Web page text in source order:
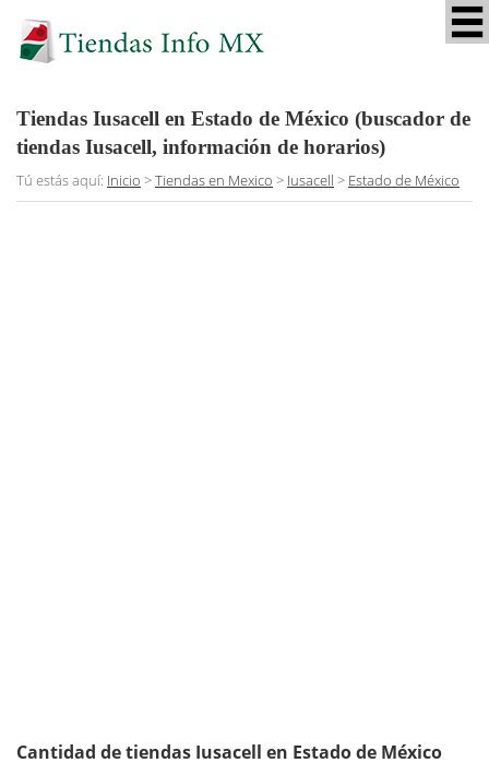
Tiendas Iusacell en Estado de México (buscador de
tiendas Iusacell, información de horarios)
Tú estás aquí: Inicio >Tiendas en Mexico > Iusacell > Estado de México
Cantidad de tiendas Iusacell en Estado de México